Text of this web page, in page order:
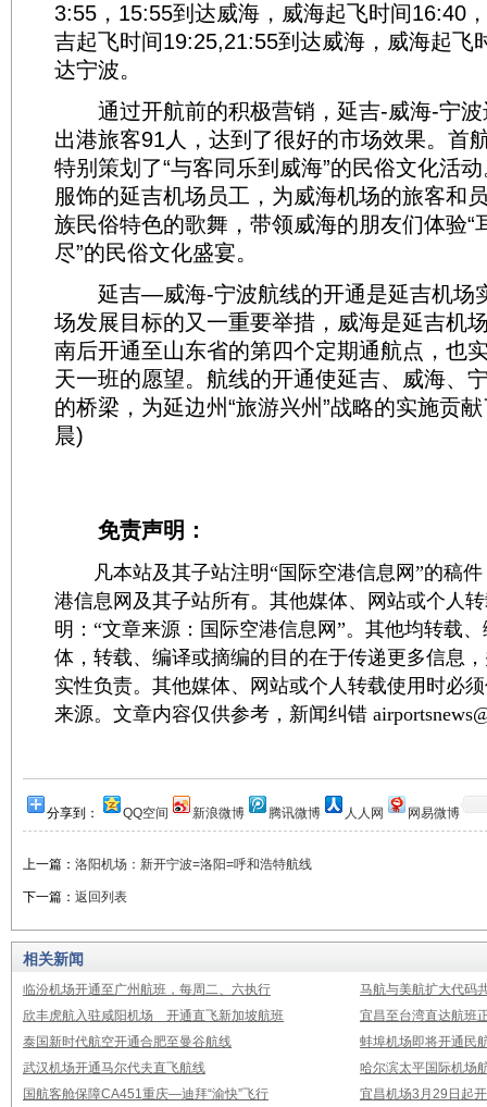
3:55，15:55到达威海，威海起飞时间16:40
吉起飞时间19:25,21:55到达威海，威海起飞
达宁波。
通过开航前的积极营销，延吉-威海-宁波
出港旅客91人，达到了很好的市场效果。首
特别策划了“与客同乐到威海”的民俗文化活
服饰的延吉机场员工，为威海机场的旅客和
族民俗特色的歌舞，带领威海的朋友们体验“
尽”的民俗文化盛宴。
延吉―威海-宁波航线的开通是延吉机场实
场发展目标的又一重要举措，威海是延吉机
南后开通至山东省的第四个定期通航点，也
天一班的愿望。航线的开通使延吉、威海、
的桥梁，为延边州“旅游兴州”战略的实施贡
晨)
免责声明：
凡本站及其子站注明“国际空港信息网”的稿件
港信息网及其子站所有。其他媒体、网站或个人
明：“文章来源：国际空港信息网”。其他均转载
体，转载、编译或摘编的目的在于传递更多信息
实性负责。其他媒体、网站或个人转载使用时必
来源。文章内容仅供参考，新闻纠错
分享到： QQ空间 新浪微博 腾讯微博 人人网 网易微博
上一篇： 洛阳机场：新开宁波=洛阳=呼和浩特航线
下一篇： 返回列表
相关新闻
临汾机场开通至广州航班，每周二、六执行
马航与美航扩大代码
欣丰虎航入驻咸阳机场 开通直飞新加坡航班
宜昌至台湾直达航班
泰国新时代航空开通合肥至曼谷航线
蚌埠机场即将开通民
武汉机场开通马尔代夫直飞航线
哈尔滨太平国际机场
国航客舱保障CA451重庆—迪拜“渝快”飞行
宜昌机场3月29日起